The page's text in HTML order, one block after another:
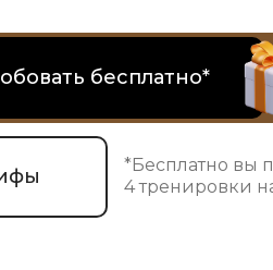
бесплатно*
*Бесплатно вы
4 тренировки